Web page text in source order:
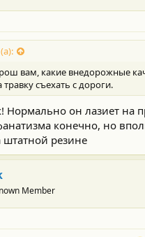
вам, какие внедорожные
съехать с дороги.
Нормально он лазиет на
конечно, но
штатной резине
Member